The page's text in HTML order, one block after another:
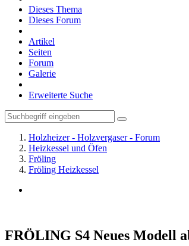
Dieses Thema
Dieses Forum
Artikel
Seiten
Forum
Galerie
Erweiterte Suche
Holzheizer - Holzvergaser - Forum
Heizkessel und Öfen
Fröling
Fröling Heizkessel
FRÖLING S4 Neues Modell